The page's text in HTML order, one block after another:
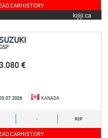
kijiji.ca
€
KANADA
- R2P